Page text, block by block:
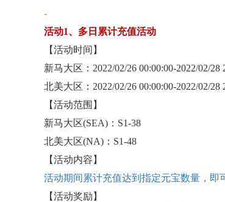
-
活动1、多日累计充值活动
【活动时间】
新马大区： 2022/02/26 00:00:00-2022/02/28
北美大区： 2022/02/26 00:00:00-2022/02/28
【活动范围】
新马大区(SEA)：S1-38
北美大区(NA)：S1-48
【活动内容】
活动期间累计充值达到指定元宝数量，即
【活动奖励】